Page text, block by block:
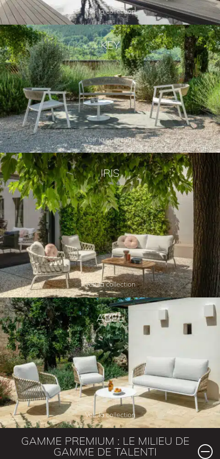
Voir la collection
KEY
Voir la collection
IRIS
Voir la collection
ABEL
Voir la collection
GAMME PREMIUM : LE MILIEU DE
GAMME DE TALENTI